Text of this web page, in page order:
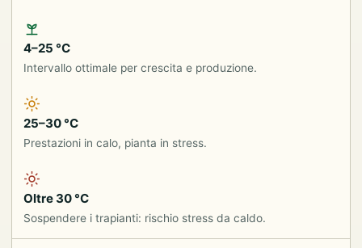
4–25 °C
Intervallo ottimale per crescita e produzione.
25–30 °C
Prestazioni in calo, pianta in stress.
Oltre 30 °C
Sospendere i trapianti: rischio stress da caldo.